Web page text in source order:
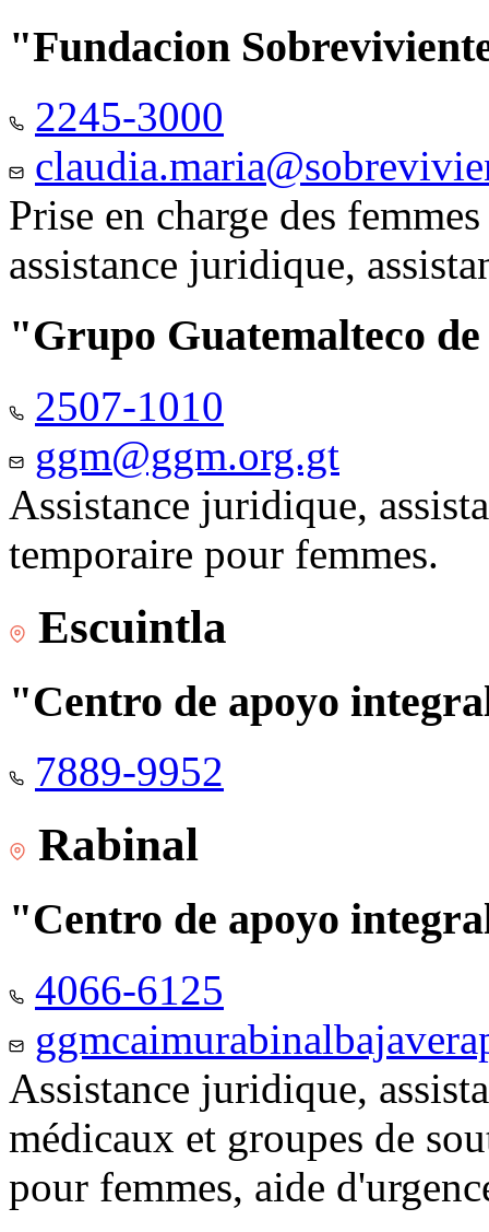
"Fundacion
2245-3000
Prise en charge des
assistance juridique,
"Grupo Guatemalteco
2507-1010
ggm@ggm.org.gt
Assistance juridique,
temporaire pour femmes.
Escuintla
"Centro de apoyo
7889-9952
Rabinal
"Centro de apoyo
4066-6125
Assistance juridique,
médicaux et groupes de
pour femmes, aide